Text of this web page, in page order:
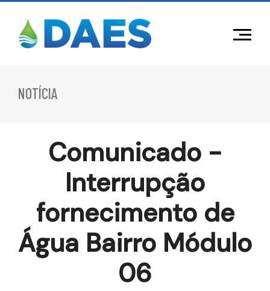
NOTÍCIA
Comunicado -
Interrupção
fornecimento de
Água Bairro Módulo
06